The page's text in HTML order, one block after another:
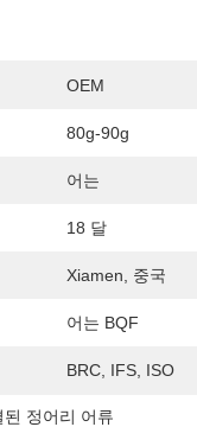
OEM
80g-90g
어는
18 달
Xiamen, 중국
어는 BQF
BRC, IFS, ISO
정어리 어류